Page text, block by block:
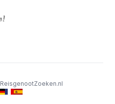
ReisgenootZoeken.nl